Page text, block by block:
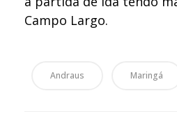
Campo Largo.
Andraus Maringá